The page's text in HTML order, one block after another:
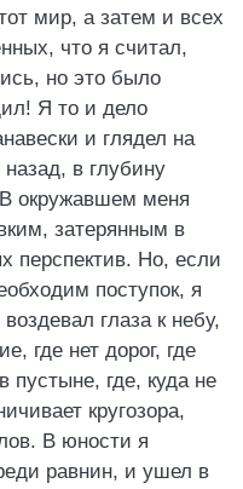
мир, а затем и всех
что я считал,
но это было
Я то и дело
и глядел на
в глубину
В окружавшем меня
затерянным в
перспектив. Но, если
поступок, я
глаза к небу,
где нет дорог, где
пустыне, где, куда не
кругозора,
В юности я
равнин, и ушел в